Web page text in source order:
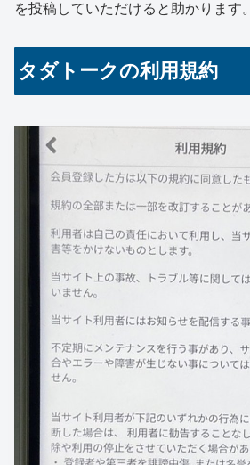
を投稿していただけると助かります。
タダトークの利用規約